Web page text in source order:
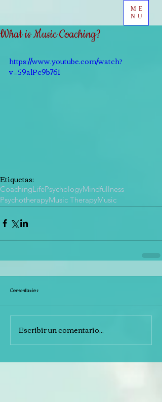
ME
NU
What is Music Coaching?
https://www.youtube.com/watch?
v=59alPc9b76I
Etiquetas:
CoachingLifePsychologyMindfullness
PsychotherapyMusic TherapyMusic
Comentarios
Escribir un comentario...